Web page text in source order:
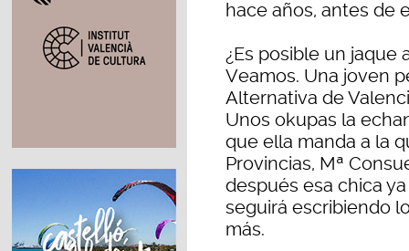
hace años, antes de
¿Es posible un jaque
Veamos. Una joven
Alternativa de
Unos okupas la
que ella manda a la
Provincias, Mª
después esa chica
seguirá escribiendo
más.